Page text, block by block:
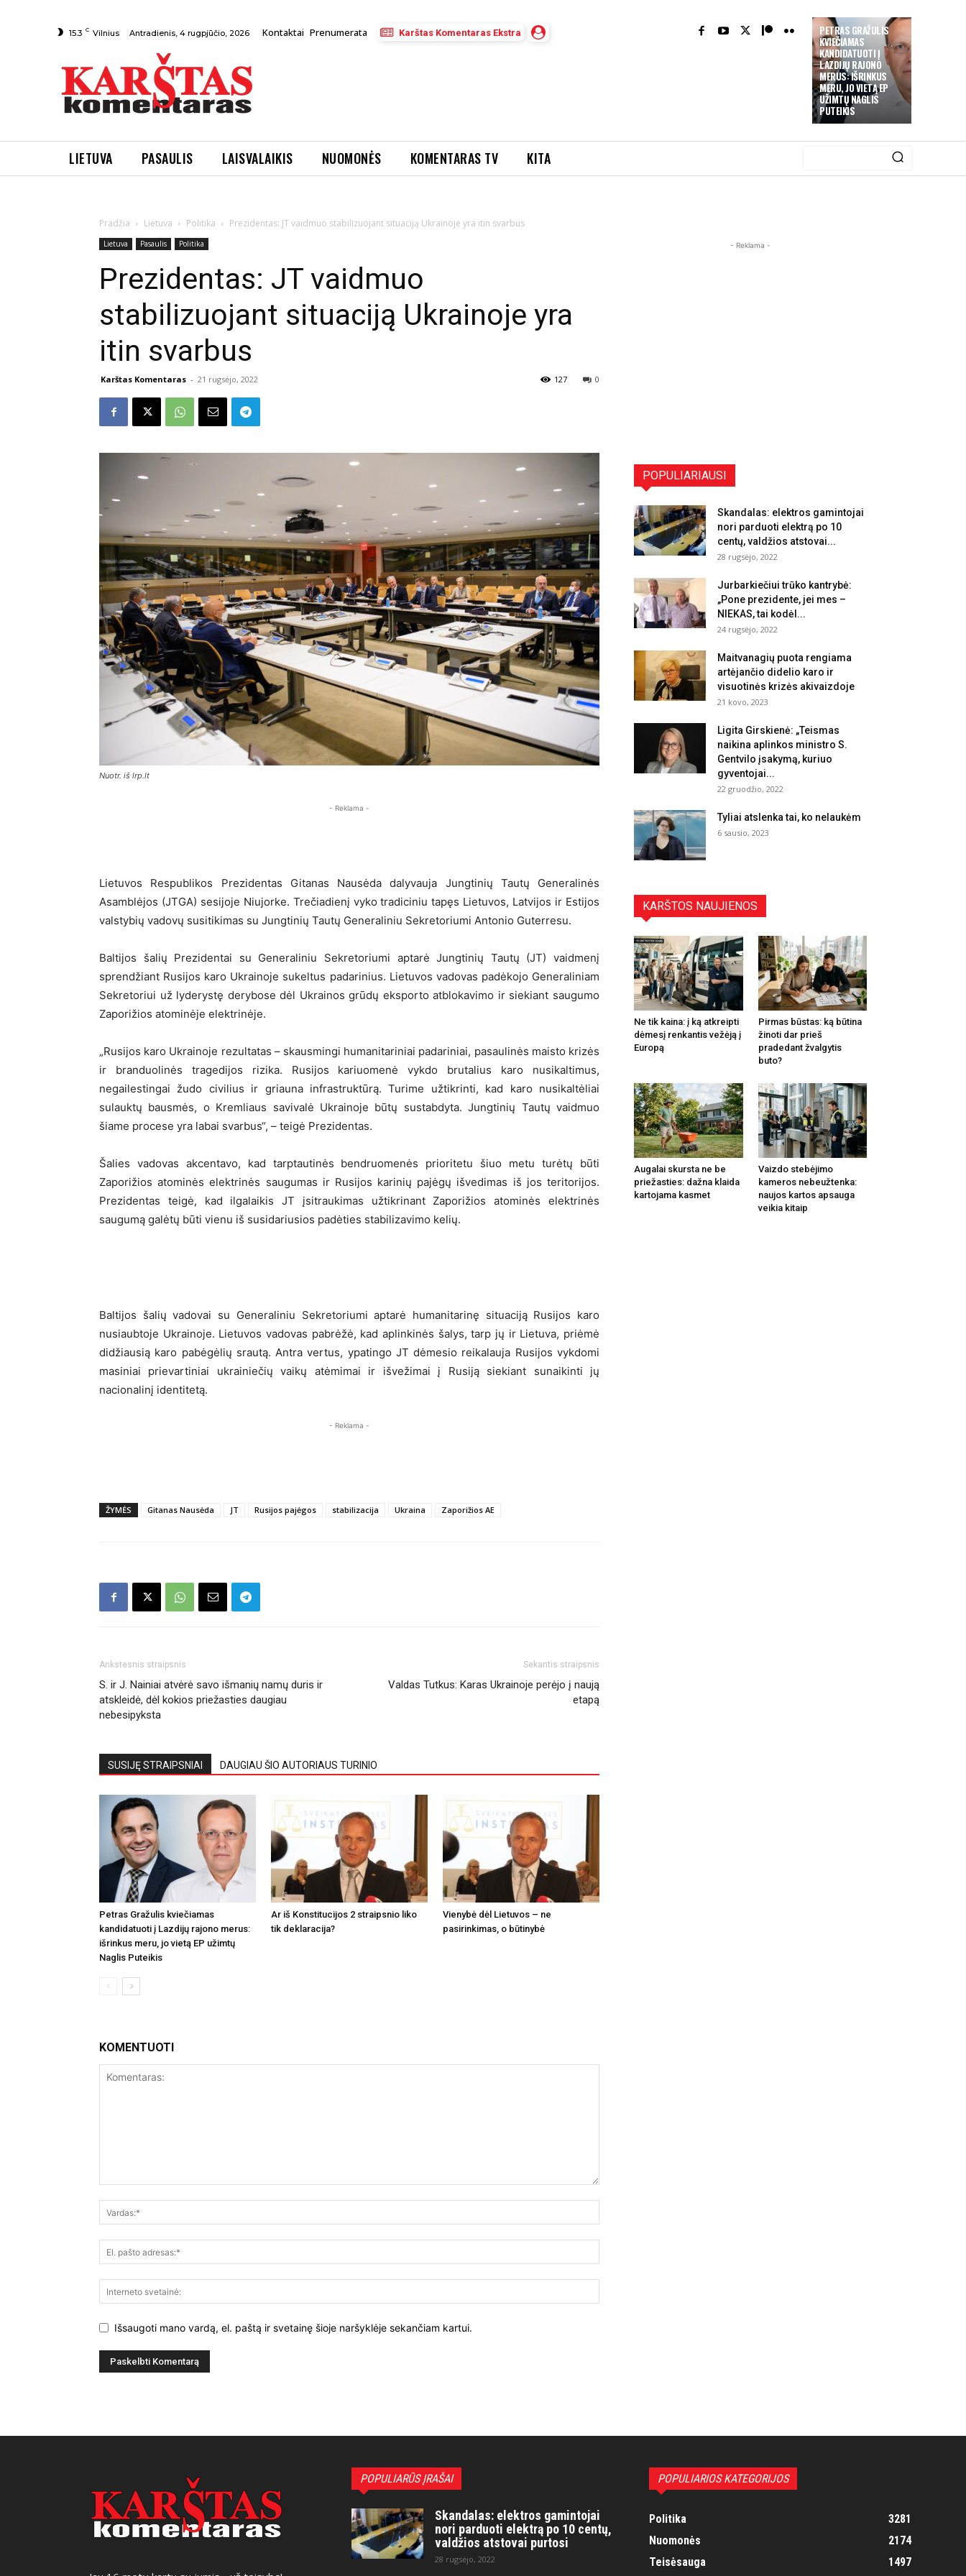
PETRAS GRAŽULIS
KVIEČIAMAS
KANDIDATUOTI Į
LAZDIJŲ RAJONO
MERUS: IŠRINKUS
MERU, JO VIETĄ EP
UŽIMTŲ NAGLIS
PUTEIKIS
15.3 C Vilnius Antradienis, 4 rugpjūčio, 2026 Kontaktai Prenumerata Karštas Komentaras Ekstra
LIETUVA PASAULIS LAISVALAIKIS NUOMONĖS KOMENTARAS TV KITA
Pradžia Lietuva Politika Prezidentas: JT vaidmuo stabilizuojant situaciją Ukrainoje yra itin svarbus
Lietuva Pasaulis Politika
Prezidentas: JT vaidmuo
stabilizuojant situaciją Ukrainoje yra
itin svarbus
Karštas Komentaras - 21 rugsėjo, 2022 0
127
Nuotr. iš lrp.lt
- Reklama -
Lietuvos Respublikos Prezidentas Gitanas Nausėda dalyvauja Jungtinių Tautų Generalinės
Asamblėjos (JTGA) sesijoje Niujorke. Trečiadienį vyko tradiciniu tapęs Lietuvos, Latvijos ir Estijos
valstybių vadovų susitikimas su Jungtinių Tautų Generaliniu Sekretoriumi Antonio Guterresu.
Baltijos šalių Prezidentai su Generaliniu Sekretoriumi aptarė Jungtinių Tautų (JT) vaidmenį
sprendžiant Rusijos karo Ukrainoje sukeltus padarinius. Lietuvos vadovas padėkojo Generaliniam
Sekretoriui už lyderystę derybose dėl Ukrainos grūdų eksporto atblokavimo ir siekiant saugumo
Zaporižios atominėje elektrinėje.
„Rusijos karo Ukrainoje rezultatas – skausmingi humanitariniai padariniai, pasaulinės maisto krizės
ir branduolinės tragedijos rizika. Rusijos kariuomenė vykdo brutalius karo nusikaltimus,
negailestingai žudo civilius ir griauna infrastruktūrą. Turime užtikrinti, kad karo nusikaltėliai
sulauktų bausmės, o Kremliaus savivalė Ukrainoje būtų sustabdyta. Jungtinių Tautų vaidmuo
šiame procese yra labai svarbus“, – teigė Prezidentas.
Šalies vadovas akcentavo, kad tarptautinės bendruomenės prioritetu šiuo metu turėtų būti
Zaporižios atominės elektrinės saugumas ir Rusijos karinių pajėgų išvedimas iš jos teritorijos.
Prezidentas teigė, kad ilgalaikis JT įsitraukimas užtikrinant Zaporižios atominės elektrinės
saugumą galėtų būti vienu iš susidariusios padėties stabilizavimo kelių.
Baltijos šalių vadovai su Generaliniu Sekretoriumi aptarė humanitarinę situaciją Rusijos karo
nusiaubtoje Ukrainoje. Lietuvos vadovas pabrėžė, kad aplinkinės šalys, tarp jų ir Lietuva, priėmė
didžiausią karo pabėgėlių srautą. Antra vertus, ypatingo JT dėmesio reikalauja Rusijos vykdomi
masiniai prievartiniai ukrainiečių vaikų atėmimai ir išvežimai į Rusiją siekiant sunaikinti jų
nacionalinį identitetą.
- Reklama -
ŽYMĖS Gitanas Nausėda JT Rusijos pajėgos stabilizacija Ukraina Zaporižios AE
Ankstesnis straipsnis
S. ir J. Nainiai atvėrė savo išmanių namų duris ir
atskleidė, dėl kokios priežasties daugiau
nebesipyksta
Sekantis straipsnis
Valdas Tutkus: Karas Ukrainoje perėjo į naują
etapą
SUSIJĘ STRAIPSNIAI DAUGIAU ŠIO AUTORIAUS TURINIO
Petras Gražulis kviečiamas
kandidatuoti į Lazdijų rajono merus:
išrinkus meru, jo vietą EP užimtų
Naglis Puteikis
Ar iš Konstitucijos 2 straipsnio liko
tik deklaracija?
Vienybė dėl Lietuvos – ne
pasirinkimas, o būtinybė
KOMENTUOTI
Išsaugoti mano vardą, el. paštą ir svetainę šioje naršyklėje sekančiam kartui.
- Reklama -
POPULIARIAUSI
Skandalas: elektros gamintojai
nori parduoti elektrą po 10
centų, valdžios atstovai...
28 rugsėjo, 2022
Jurbarkiečiui trūko kantrybė:
„Pone prezidente, jei mes –
NIEKAS, tai kodėl...
24 rugsėjo, 2022
Maitvanagių puota rengiama
artėjančio didelio karo ir
visuotinės krizės akivaizdoje
21 kovo, 2023
Ligita Girskienė: „Teismas
naikina aplinkos ministro S.
Gentvilo įsakymą, kuriuo
gyventojai...
22 gruodžio, 2022
Tyliai atslenka tai, ko nelaukėm
6 sausio, 2023
KARŠTOS NAUJIENOS
Ne tik kaina: į ką atkreipti
dėmesį renkantis vežėją į
Europą
Pirmas būstas: ką būtina
žinoti dar prieš
pradedant žvalgytis
buto?
Augalai skursta ne be
priežasties: dažna klaida
kartojama kasmet
Vaizdo stebėjimo
kameros nebeužtenka:
naujos kartos apsauga
veikia kitaip
POPULIARŪS ĮRAŠAI
Skandalas: elektros gamintojai
nori parduoti elektrą po 10 centų,
valdžios atstovai purtosi
28 rugsėjo, 2022
POPULIARIOS KATEGORIJOS
Politika
3281
Nuomonės
2174
Teisėsauga
1497